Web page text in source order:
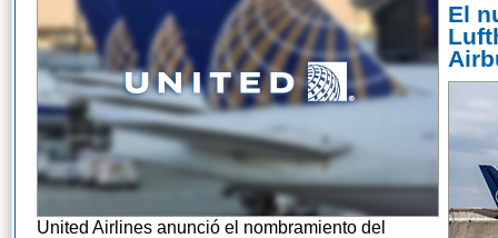
United Airlines anunció el nombramiento del
El